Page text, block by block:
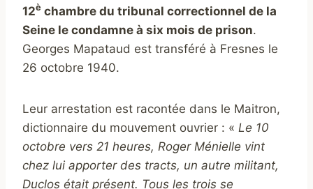
12è chambre du tribunal correctionnel de la
Seine le condamne à six mois de prison.
Georges Mapataud est transféré à Fresnes le
26 octobre 1940.
Leur arrestation est racontée dans le Maitron,
dictionnaire du mouvement ouvrier : « Le 10
octobre vers 21 heures, Roger Ménielle vint
chez lui apporter des tracts, un autre militant,
Duclos était présent. Tous les trois se